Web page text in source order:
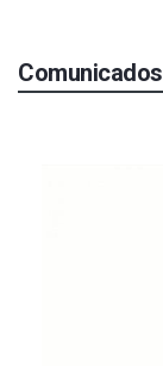
Comunicados